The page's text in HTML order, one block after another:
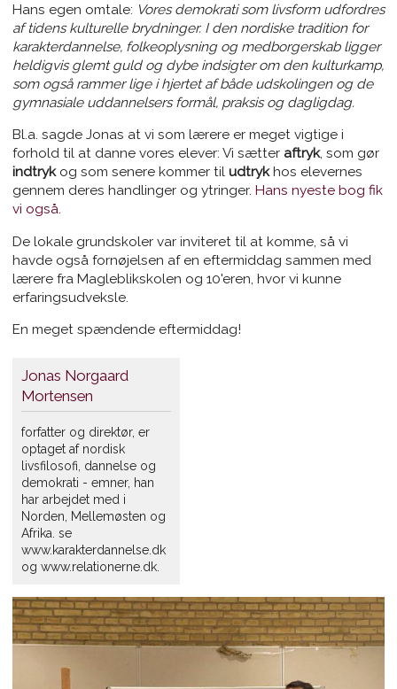
Hans egen omtale: Vores demokrati som livsform udfordres
af tidens kulturelle brydninger. I den nordiske tradition for
karakterdannelse, folkeoplysning og medborgerskab ligger
heldigvis glemt guld og dybe indsigter om den kulturkamp,
som også rammer lige i hjertet af både udskolingen og de
gymnasiale uddannelsers formål, praksis og dagligdag.
Bl.a. sagde Jonas at vi som lærere er meget vigtige i
forhold til at danne vores elever: Vi sætter aftryk, som gør
indtryk og som senere kommer til udtrykhos elevernes
gennem deres handlinger og ytringer. Hans nyeste bog fik
vi også.
De lokale grundskoler var inviteret til at komme, så vi
havde også fornøjelsen af en eftermiddag sammen med
lærere fra Magleblikskolen og 10'eren, hvor vi kunne
erfaringsudveksle.
En meget spændende eftermiddag!
Jonas Norgaard
Mortensen
forfatter og direktør, er
optaget af nordisk
livsfilosofi, dannelse og
demokrati - emner, han
har arbejdet med i
Norden, Mellemøsten og
Afrika. se
www.karakterdannelse.dk
og www.relationerne.dk.